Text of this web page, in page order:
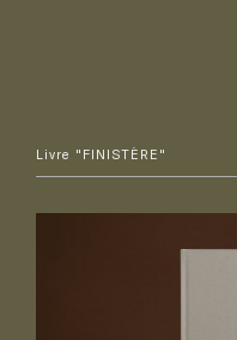
Livre "FINISTÈRE"